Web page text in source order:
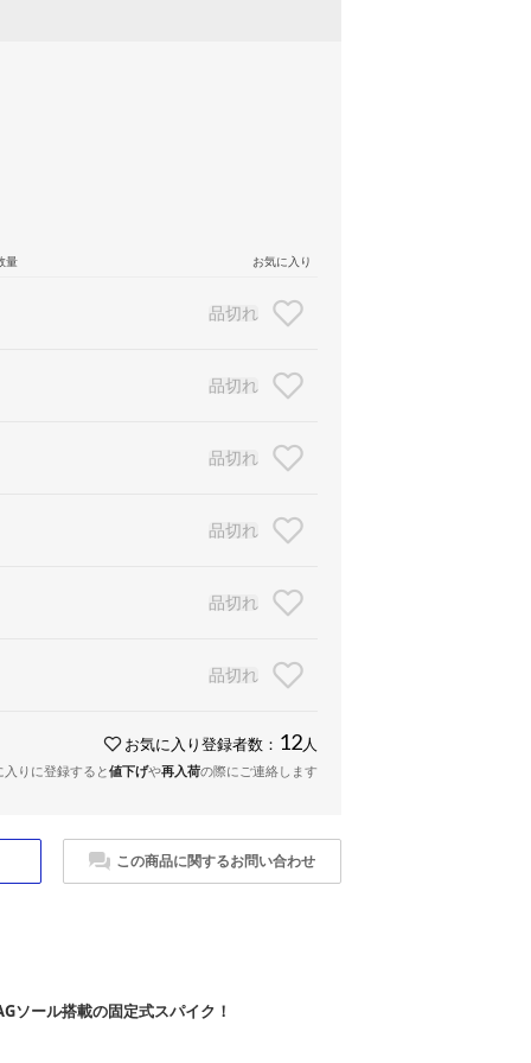
量 お気に入り
品切れ
品切れ
品切れ
品切れ
品切れ
品切れ
お気に入り登録者数： 12 人
入りに登録すると値下げや再入荷の際にご連絡します
この商品に関するお問い合わせ
ソール搭載の固定式スパイク！